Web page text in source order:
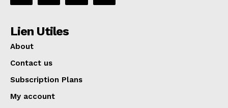
Lien Utiles
About
Contact us
Subscription Plans
My account